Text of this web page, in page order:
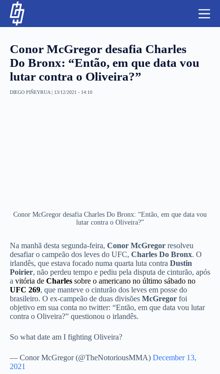
Conor McGregor desafia Charles
Do Bronx: “Então, em que data vou
lutar contra o Oliveira?”
DIEGO PIÑEYRUA | 13/12/2021 - 14:10
Conor McGregor desafia Charles Do Bronx: “Então, em que data vou
lutar contra o Oliveira?”
Na manhã desta segunda-feira, Conor McGregor resolveu
desafiar o campeão dos leves do UFC, Charles Do Bronx. O
irlandês, que estava focado numa quarta luta contra Dustin
Poirier, não perdeu tempo e pediu pela disputa de cinturão, após
a vitória de Charles sobre o americano no último sábado no
UFC 269, que manteve o cinturão dos leves em posse do
brasileiro. O ex-campeão de duas divisões McGregor foi
objetivo em sua conta no twitter: “Então, em que data vou lutar
contra o Oliveira?” questionou o irlandês.
So what date am I fighting Oliveira?
— Conor McGregor (@TheNotoriousMMA) December 13,
2021